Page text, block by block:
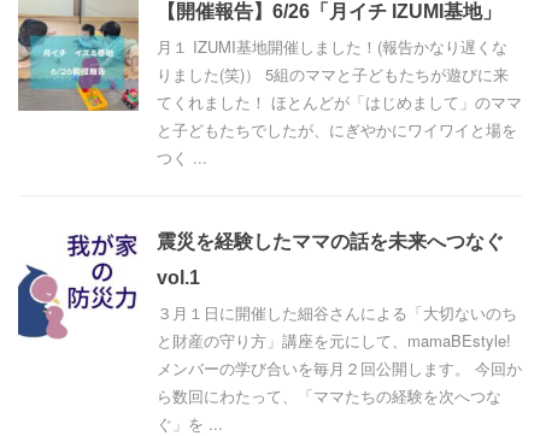
【開催報告】6/26「月イチ IZUMI基地」
月１ IZUMI基地開催しました！(報告かなり遅くな
りました(笑)） 5組のママと子どもたちが遊びに来
てくれました！ ほとんどが「はじめまして」のママ
と子どもたちでしたが、にぎやかにワイワイと場を
つく ...
震災を経験したママの話を未来へつなぐ
vol.1
３月１日に開催した細谷さんによる「大切ないのち
と財産の守り方」講座を元にして、mamaBEstyle!
メンバーの学び合いを毎月２回公開します。 今回か
ら数回にわたって、「ママたちの経験を次へつな
ぐ」を ...